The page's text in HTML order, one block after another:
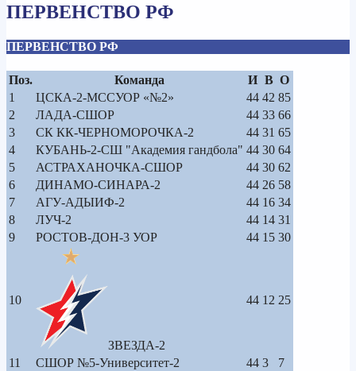
ПЕРВЕНСТВО РФ
ПЕРВЕНСТВО РФ
Поз. Команда И В О
1
ЦСКА-2-МССУОР «№2» 44 42 85
2
ЛАДА-СШОР 44 33 66
3
СК КК-ЧЕРНОМОРОЧКА-2 44 31 65
4
КУБАНЬ-2-СШ "Академия гандбола" 44 30 64
5
АСТРАХАНОЧКА-СШОР 44 30 62
6
ДИНАМО-СИНАРА-2 44 26 58
7
АГУ-АДЫИФ-2 44 16 34
8
ЛУЧ-2 44 14 31
9
РОСТОВ-ДОН-3 УОР 44 15 30
10
ЗВЕЗДА-2
44 12 25
11 СШОР №5-Университет-2 44 3
7